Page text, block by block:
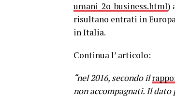
umani-2o-business.html)
risultano entrati in
in Italia.
Continua l’ articolo:
“nel 2016, secondo il
non accompagnati. Il